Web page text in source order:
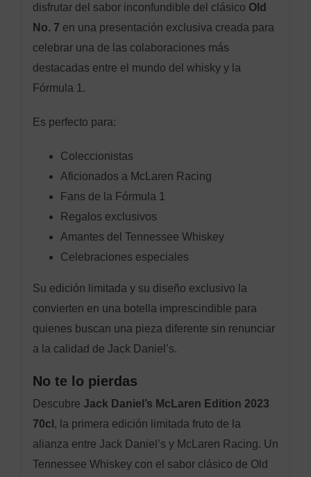
disfrutar del sabor inconfundible del clásico Old
No. 7 en una presentación exclusiva creada para
celebrar una de las colaboraciones más
destacadas entre el mundo del whisky y la
Fórmula 1.
Es perfecto para:
Coleccionistas
Aficionados a McLaren Racing
Fans de la Fórmula 1
Regalos exclusivos
Amantes del Tennessee Whiskey
Celebraciones especiales
Su edición limitada y su diseño exclusivo la
convierten en una botella imprescindible para
quienes buscan una pieza diferente sin renunciar
a la calidad de Jack Daniel’s.
No te lo pierdas
Descubre Jack Daniel’s McLaren Edition 2023
70cl , la primera edición limitada fruto de la
alianza entre Jack Daniel’s y McLaren Racing. Un
Tennessee Whiskey con el sabor clásico de Old